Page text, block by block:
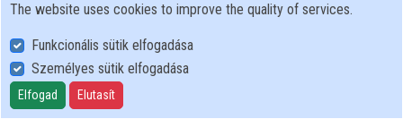
User Policy
Adatkezelési tájékoztató (en)
Cookie Policy
The website uses cookies to improve the quality of services.
Funkcionális sütik elfogadása
Személyes sütik elfogadása
Elfogad Elutasít